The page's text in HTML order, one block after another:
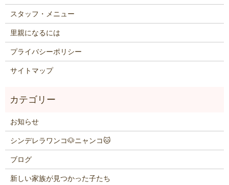
スタッフ・メニュー
里親になるには
プライバシーポリシー
サイトマップ
お知らせ
シンデレラワンコ🐶ニャンコ🐱
ブログ
新しい家族が見つかった子たち